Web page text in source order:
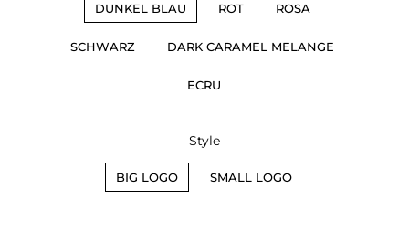
DUNKEL BLAU ROT ROSA
SCHWARZ DARK CARAMEL MELANGE
ECRU
Style
BIG LOGO SMALL LOGO